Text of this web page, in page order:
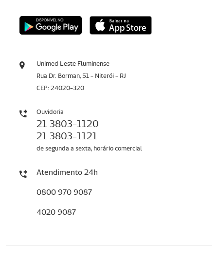
Unimed Leste Fluminense
Rua Dr. Borman, 51 - Niterói - RJ
CEP: 24020-320
Ouvidoria
21 3803-1120
21 3803-1121
de segunda a sexta, horário comercial
Atendimento 24h
0800 970 9087
4020 9087